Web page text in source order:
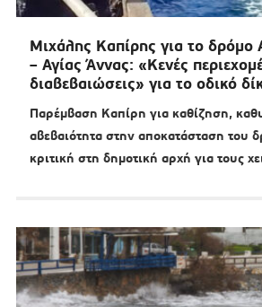
Μιχάλης Καπίρης για το δρόμο
– Αγίας Άννας: «Κενές
διαβεβαιώσεις» για το οδικό
Παρέμβαση Καπίρη για καθίζηση,
αβεβαιότητα στην αποκατάσταση του
κριτική στη δημοτική αρχή για τους